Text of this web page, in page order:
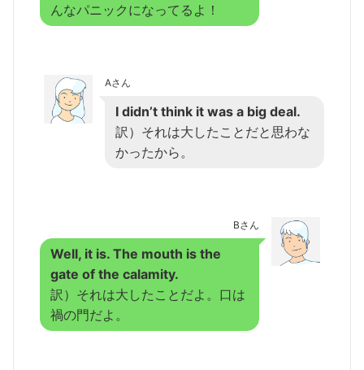
んなパニックになってるよ！
Aさん
I didn’t think it was a big deal.
訳）それは大したことだと思わな
かったから。
Bさん
Well, it is. The mouth is the
gate of the calamity.
訳）それは大したことだよ。口は
禍の門だよ。